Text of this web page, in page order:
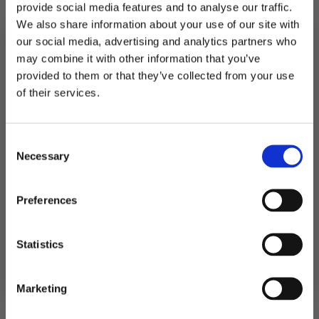
provide social media features and to analyse our traffic.
We also share information about your use of our site with
our social media, advertising and analytics partners who
may combine it with other information that you’ve
provided to them or that they’ve collected from your use
of their services.
Selection
Necessary
Preferences
Statistics
Marketing
På lager
Bordløper
sizoweb,
sølv
-
25
meter
antall
LEGG I HANDLEKURV
Produktnummer:
Kategorier:Duker og bordskjørt
MELD DEG PÅ NYHETSBREVET